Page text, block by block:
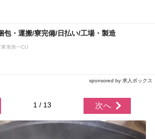
包・運搬/寮完備/日払い/工場・製造
海第一CU
sponsored by 求人ボックス
1 / 13 次へ